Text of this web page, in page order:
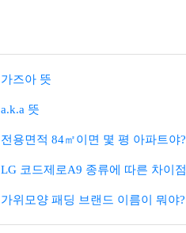
가즈아 뜻
a.k.a 뜻
전용면적 84㎡이면 몇 평 아파트야?
LG 코드제로A9 종류에 따른 차이점
가위모양 패딩 브랜드 이름이 뭐야?